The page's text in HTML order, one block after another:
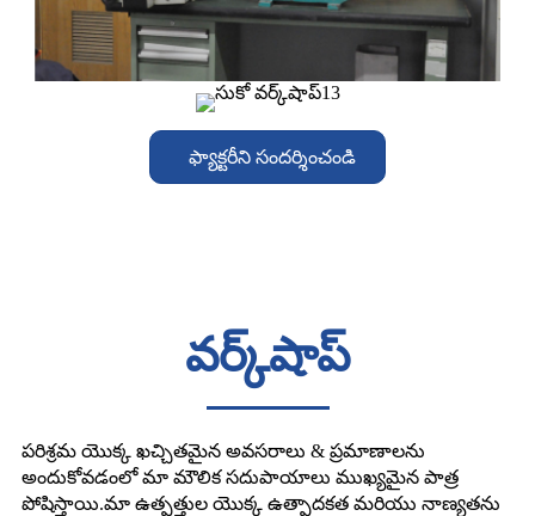
ఫ్యాక్టరీని సందర్శించండి
వర్క్‌షాప్
పరిశ్రమ యొక్క ఖచ్చితమైన అవసరాలు & ప్రమాణాలను
అందుకోవడంలో మా మౌలిక సదుపాయాలు ముఖ్యమైన పాత్ర
పోషిస్తాయి.మా ఉత్పత్తుల యొక్క ఉత్పాదకత మరియు నాణ్యతను